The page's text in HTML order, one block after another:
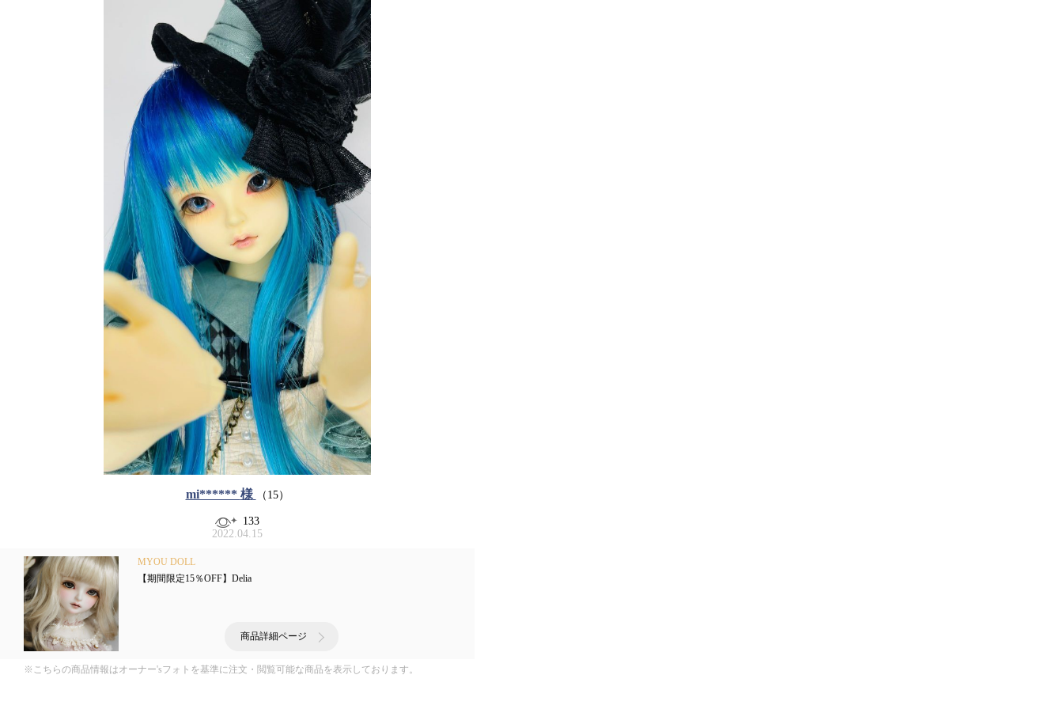
mi****** 様 （15）
133
2022.04.15
MYOU DOLL
【期間限定15％OFF】Delia
商品詳細ページ
※こちらの商品情報はオーナー'sフォトを基準に注文・閲覧可能な商品を表示しております。